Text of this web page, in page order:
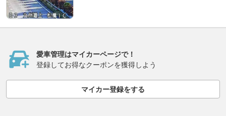
愛車管理はマイカーページで！
登録してお得なクーポンを獲得しよう
マイカー登録をする